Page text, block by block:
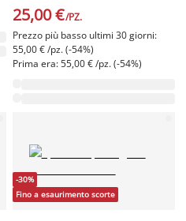
25,00 €/PZ.
Prezzo più basso ultimi 30 giorni:
55,00 € /pz. (-54%)
Prima era: 55,00 € /pz. (-54%)
-30%
Fino a esaurimento scorte